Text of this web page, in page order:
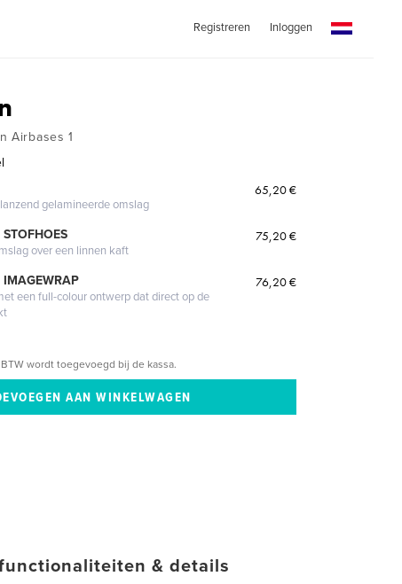
Registreren Inloggen
Airbases 1
gelamineerde omslag
65,20 €
over een linnen kaft
75,20 €
een full-colour ontwerp dat direct op de
76,20 €
BTW wordt toegevoegd bij de kassa.
& details